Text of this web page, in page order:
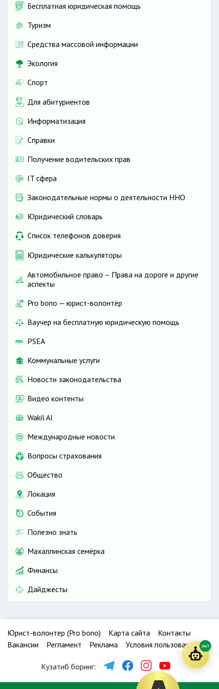
Бесплатная юридическая помощь
Туризм
Средства массовой информации
Экология
Спорт
Для абитуриентов
Информатизация
Справки
Получение водительских прав
IT сфера
Законодательные нормы о деятельности ННО
Юридический словарь
Список телефонов доверия
Юридические калькуляторы
Автомобильное право – Права на дороге и другие
аспекты
Pro bono — юрист-волонтёр
Ваучер на бесплатную юридическую помощь
PSEA
Коммунальные услуги
Новости законодательства
Видео контенты
Wakil AI
Международные новости
Вопросы страхования
Общество
Локация
События
Полезно знать
Махаллинская семёрка
Финансы
Дайджесты
Юрист-волонтер (Pro bono) Карта сайта
Контакты
Вакансии
Регламент Реклама Условия пользования
Кузатиб боринг:
24/7